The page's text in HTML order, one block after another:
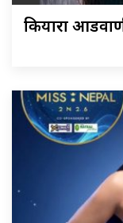
कियारा